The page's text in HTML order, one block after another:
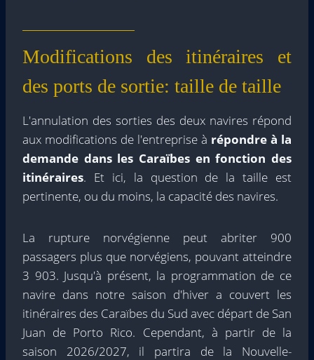
Modifications des itinéraires et
des ports de sortie: taille de taille
L'annulation des sorties des deux navires répond
aux modifications de l'entreprise à répondre à la
demande dans les Caraïbes en fonction des
itinéraires. Et ici, la question de la taille est
pertinente, ou du moins, la capacité des navires.
La rupture norvégienne peut abriter 900
passagers plus que norvégiens, pouvant atteindre
3 903. Jusqu'à présent, la programmation de ce
navire dans notre saison d'hiver a couvert les
itinéraires des Caraïbes du Sud avec départ de San
Juan de Porto Rico. Cependant, à partir de la
saison 2026/2027, il partira de la Nouvelle-